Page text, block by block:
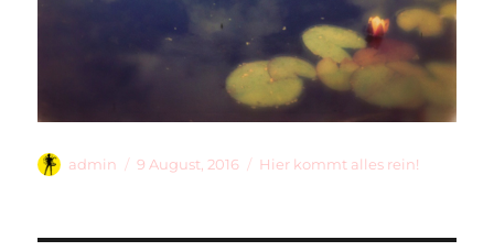
Autor
admin
Veröffentlicht
9 August, 2016 Kategorien
Hier kommt alles rein!